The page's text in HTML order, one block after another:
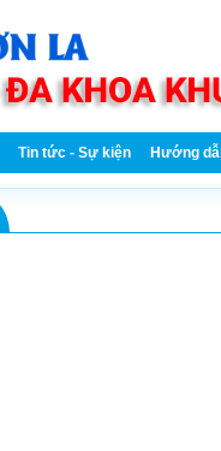
Tin tức - Sự kiện Hướng